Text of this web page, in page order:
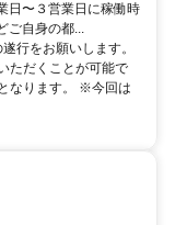
日〜３営業日に稼働時
ご自身の都...
行をお願いします。
ただくことが可能で
なります。 ※今回は